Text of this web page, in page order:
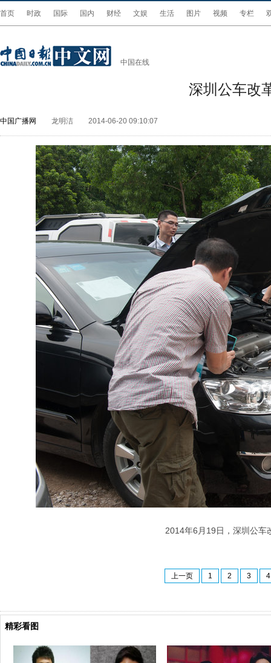
首页 时政 国际 国内 财经 文娱 生活 图片 视频 专栏
中国在线
深圳公车改
中国广播网 龙明洁 2014-06-20 09:10:07
2014年6月19日，深圳公车
上一页 1 2 3 4
精彩看图